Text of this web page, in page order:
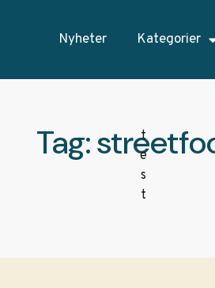
Nyheter Kategorier
Tag: